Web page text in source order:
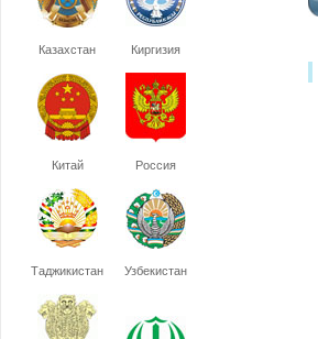
Казахстан Киргизия
Китай Россия
Таджикистан Узбекистан